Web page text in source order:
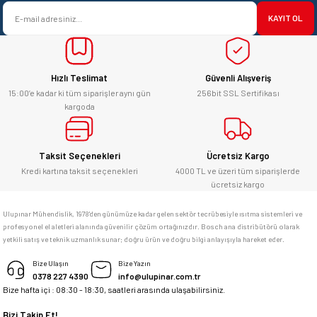
Ürün bilgilerinde hatalar bulunuyor.
Ürün fiyatı diğer sitelerden daha pahalı.
Bu ürüne benzer farklı alternatifler olmalı.
satışı ve alış veriş deneyimi gayet
başarılı. hayırlı işler. teşekkürler.
yücel çağatay uzun | 12/06/2026
Kesinlikle orjinal ürün, güvenerek
alabilirsiniz.
E... Ü... | 10/06/2026
Bosch marka alet alacaksam kesinlikle
adresim Ulupınar.com.tr
memnun kaldım
Deneyimini Paylaş
KAYIT OL
Hızlı Teslimat
15:00’e kadar ki tüm siparişler aynı gün
kargoda
Güvenli Alışveriş
256bit SSL Sertifikası
Taksit Seçenekleri
Kredi kartına taksit seçenekleri
Ücretsiz Kargo
4000 TL ve üzeri tüm siparişlerde
ücretsiz kargo
Ulupınar Mühendislik, 1978'den günümüze kadar gelen sektör tecrübesiyle ısıtma sistemleri ve
profesyonel el aletleri alanında güvenilir çözüm ortağınızdır. Bosch ana distribütörü olarak
yetkili satış ve teknik uzmanlık sunar; doğru ürün ve doğru bilgi anlayışıyla hareket eder.
Bize Ulaşın
0378 227 4390
Bize Yazın
info@ulupinar.com.tr
Bize hafta içi : 08:30 - 18:30, saatleri arasında ulaşabilirsiniz.
Bizi Takip Et!